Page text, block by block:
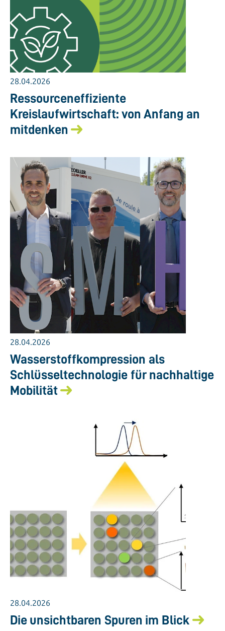
28.04.2026
Ressourceneffiziente
Kreislaufwirtschaft: von Anfang an
mitdenken
28.04.2026
Wasserstoffkompression als
Schlüsseltechnologie für nachhaltige
Mobilität
28.04.2026
Die unsichtbaren Spuren im Blick